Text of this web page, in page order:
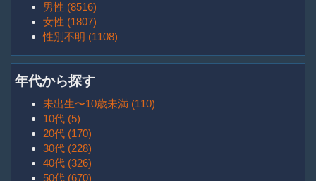
男性 (8516)
女性 (1807)
性別不明 (1108)
年代から探す
未出生〜10歳未満 (110)
10代 (5)
20代 (170)
30代 (228)
40代 (326)
50代 (670)